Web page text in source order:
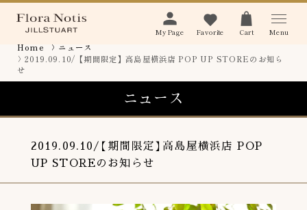
My Page Favorite Cart Menu
home
ニュース
2019.09.10/【期間限定】高島屋横浜店 POP UP STOREのお知ら
せ
ニュース
2019.09.10 【 期間限定 】高島屋横浜店 POP
UP STOREのお知らせ